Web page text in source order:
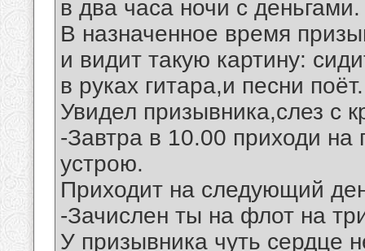
в два часа ночи с деньгами.
В назначенное время
и видит такую картину:
в руках гитара,и песни поёт.
Увидел призывника,слез с
-Завтра в 10.00 приходи
устрою.
Приходит на следующий
-Зачислен ты на флот на
У призывника чуть сердце